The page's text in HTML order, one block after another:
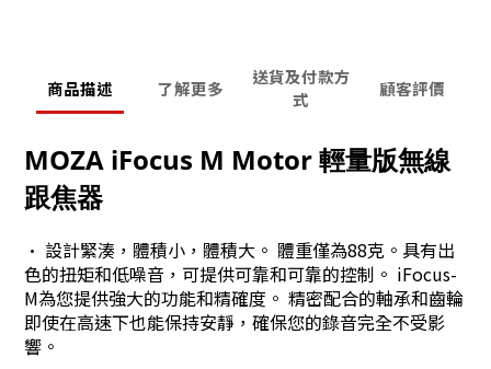
商品描述 了解更多
送貨及付款方
式
顧客評價
MOZA iFocus M Motor 輕量版無線
跟焦器
• 設計緊湊，體積小，體積大。 體重僅為88克。具有出
色的扭矩和低噪音，可提供可靠和可靠的控制。 iFocus-
M為您提供強大的功能和精確度。 精密配合的軸承和齒輪
即使在高速下也能保持安靜，確保您的錄音完全不受影
響。